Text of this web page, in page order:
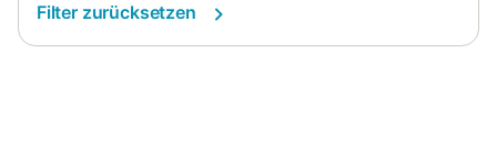
Filter zurücksetzen